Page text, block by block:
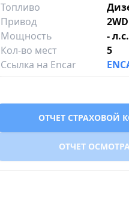
Топливо
Привод
2WD
Мощность
- л.с.
Кол-во мест
5
Ссылка на Encar
ОТЧЕТ СТРАХОВОЙ
ОТЧЕТ